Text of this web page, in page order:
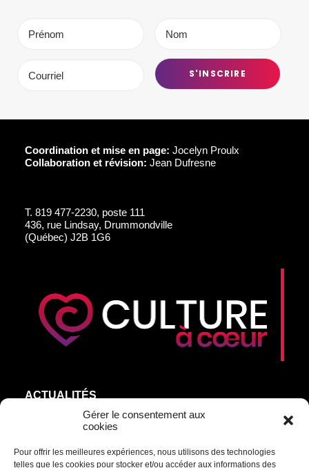
Gérer le consentement aux
cookies
Pour offrir les meilleures expériences, nous utilisons des technologies
telles que les cookies pour stocker et/ou accéder aux informations des
Coordination et mise en page: Jocelyn Proulx
Collaboration et révision: Jean Dufresne
T. 819 477-2230, poste 111
436, rue Lindsay, Drummondville
(Québec) J2B 1G6
ACTUALITÉS
AGEND’ART
NOS ARTISTES
ÉDITIONS